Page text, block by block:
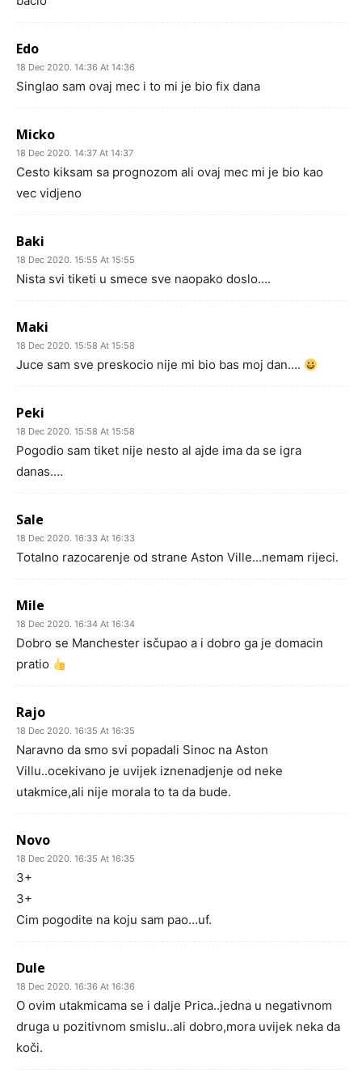
Edo
18 Dec 2020. 14:36 At 14:36
Singlao sam ovaj mec i to mi je bio fix dana
Micko
18 Dec 2020. 14:37 At 14:37
Cesto kiksam sa prognozom ali ovaj mec mi je bio kao
vec vidjeno
Baki
18 Dec 2020. 15:55 At 15:55
Nista svi tiketi u smece sve naopako doslo….
Maki
18 Dec 2020. 15:58 At 15:58
Juce sam sve preskocio nije mi bio bas moj dan….
Peki
18 Dec 2020. 15:58 At 15:58
Pogodio sam tiket nije nesto al ajde ima da se igra
danas….
Sale
18 Dec 2020. 16:33 At 16:33
Totalno razocarenje od strane Aston Ville…nemam rijeci.
Mile
18 Dec 2020. 16:34 At 16:34
Dobro se Manchester isčupao a i dobro ga je domacin
pratio
Rajo
18 Dec 2020. 16:35 At 16:35
Naravno da smo svi popadali Sinoc na Aston
Villu..ocekivano je uvijek iznenadjenje od neke
utakmice,ali nije morala to ta da bude.
Novo
18 Dec 2020. 16:35 At 16:35
3+
3+
Cim pogodite na koju sam pao…uf.
Dule
18 Dec 2020. 16:36 At 16:36
O ovim utakmicama se i dalje Prica..jedna u negativnom
druga u pozitivnom smislu..ali dobro,mora uvijek neka da
koči.